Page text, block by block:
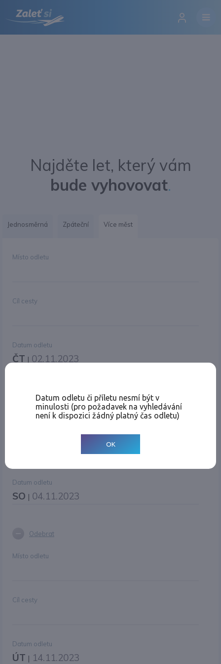
Přihlásit se
Najděte let, který vám
bude vyhovovat.
Jednosměrná Zpáteční Více měst
Místo odletu
Cíl cesty
Datum odletu
ČT | 02.11.2023
Místo odletu
Datum odletu
SO | 04.11.2023
Odebrat
Místo odletu
Cíl cesty
Datum odletu
ÚT | 14.11.2023
Datum odletu či příletu nesmí být v
minulosti (pro požadavek na vyhledávání
není k dispozici žádný platný čas odletu)
OK